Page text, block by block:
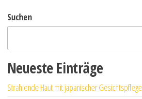
Suchen
Neueste Einträge
Strahlende Haut mit japanischer Gesichtspflege